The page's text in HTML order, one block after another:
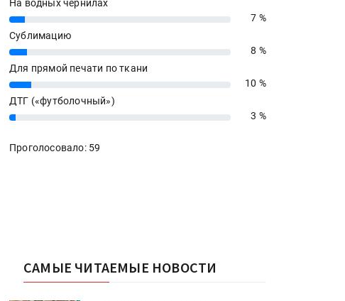
На водных чернилах
7%
7 %
Сублимацию
8%
8 %
Для прямой печати по ткани
10%
10 %
ДТГ («футболочный»)
3% 3 %
Проголосовало: 59
САМЫЕ ЧИТАЕМЫЕ НОВОСТИ